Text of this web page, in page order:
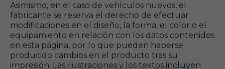
Asimismo, en el caso de vehículos nuevos, el
fabricante se reserva el derecho de efectuar
modificaciones en el diseño, la forma, el color o el
equipamiento en relación con los datos contenidos
en esta página, por lo que pueden haberse
producido cambios en el producto tras su
impresión. Las ilustraciones y los textos incluyen